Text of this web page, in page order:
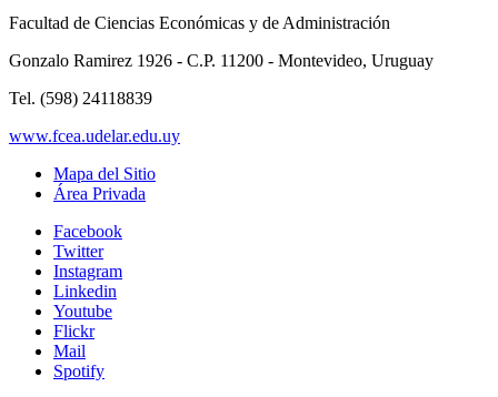
Facultad de Ciencias Económicas y de Administración
Gonzalo Ramirez 1926 - C.P. 11200 - Montevideo, Uruguay
Tel. (598) 24118839
www.fcea.udelar.edu.uy
Mapa del Sitio
Área Privada
Facebook
Twitter
Instagram
Linkedin
Youtube
Flickr
Mail
Spotify